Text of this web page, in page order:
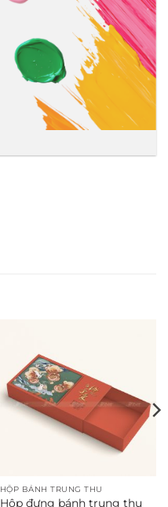
HỘP BÁNH TRUNG THU
Hộp đựng bánh trung thu